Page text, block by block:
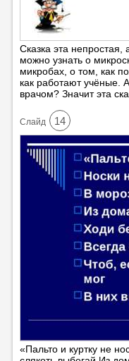
Сказка эта
можно узнать о
микробах, о том, как
как работают учёные.
врачом? Значит эта
Cлайд 14
«Пальто и куртку не